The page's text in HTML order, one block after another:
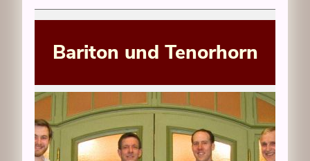
Bariton und Tenorhorn